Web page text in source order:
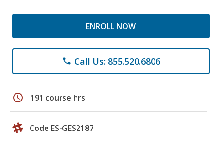
ENROLL NOW
phone Call Us: 855.520.6806
schedule 191 course hrs
Code ES-GES2187